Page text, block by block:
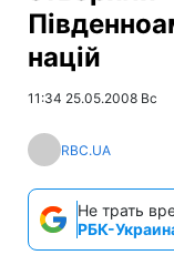
націй
11:34 25.05.2008 Вс
RBC.UA
Не трать
РБК-